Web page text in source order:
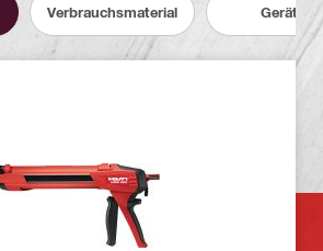
Verbrauchsmaterial Geräte